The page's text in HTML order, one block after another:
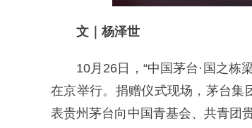
文｜杨泽世
10月26日，“中国茅台·国之栋
在京举行。捐赠仪式现场，茅台集
表贵州茅台向中国青基会、共青团